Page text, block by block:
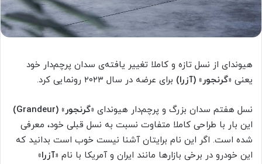
هیوندای از نسل تازه و کاملا تغییر یافته‌ی سدان پرچم‌دار خود
یعنی «گرنجور» (آزرا) برای عرضه در سال ۲۰۲۳ رونمایی کرد.
نسل هفتم سدان بزرگ و پرچم‌دار هیوندای «گرنجور» (Grandeur)
این بار با طراحی کاملا متفاوت نسبت به نسل قبلی خود، معرفی
شده است. اگر این نام برایتان آشنا نیست خوب است بدانید که
این خودرو در برخی بازارها مانند ایران و آمریکا با نام «آزرا»